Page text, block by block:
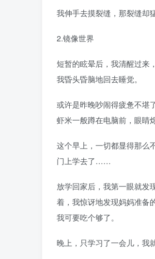
我伸手去摸裂缝，那裂缝
2.镜像世界
短暂的眩晕后，我清醒过来
我昏头昏脑地回去睡觉。
或许是昨晚吵闹得疲惫不堪
虾米一般蹲在电脑前，眼睛
这个早上，一切都显得那么
门上学去了……
放学回家后，我第一眼就发
着，我惊讶地发现妈妈准备
我可要吃个够了。
晚上，只学习了一会儿，我